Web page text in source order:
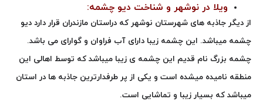
ویلا در نوشهر و شناخت دیو چشمه:
از دیگر جاذبه های شهرستان نوشهر که دراستان مازندران قرار دارد دیو
چشمه میباشد. این چشمه زیبا دارای آب فراوان و گوارای می باشد.
چشمه بزرگ نام قدیم این چشمه ی زیبا میباشد که توسط اهالی این
منطقه نامیده میشده است و یکی از پر طرفدارترین جاذبه ها در استان
میباشد که بسیار زیبا و تماشایی است.